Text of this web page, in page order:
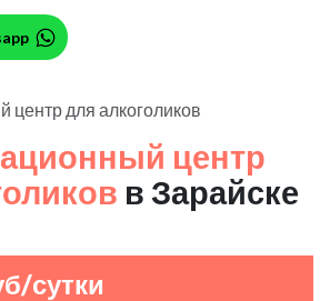
центр для алкоголиков
центр
в Зарайске
сутки